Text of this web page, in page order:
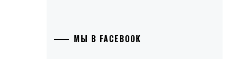
МЫ В FACEBOOK